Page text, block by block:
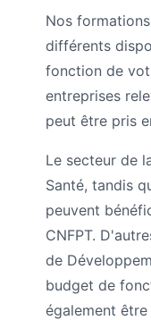
Nos
différents
fonction de
entreprises
peut être pris
Le secteur de
Santé, tandis
peuvent
CNFPT.
de
budget de
également